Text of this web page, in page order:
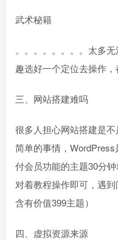
武术秘籍
。。。。。。。。太多
趣选好一个定位去操作
三、网站搭建难吗
很多人担心网站搭建是
简单的事情，
付会员功能的主题30分
对着教程操作即可，遇
含有价值399主题）
四、虚拟资源来源